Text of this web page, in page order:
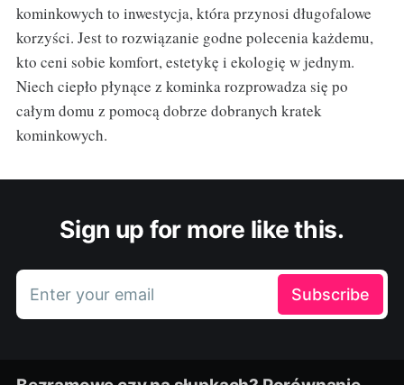
kominkowych to inwestycja, która przynosi długofalowe
korzyści. Jest to rozwiązanie godne polecenia każdemu,
kto ceni sobie komfort, estetykę i ekologię w jednym.
Niech ciepło płynące z kominka rozprowadza się po
całym domu z pomocą dobrze dobranych kratek
kominkowych.
Sign up for more like this.
Enter your email Subscribe